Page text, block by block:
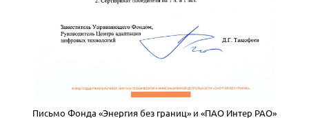
Письмо Фонда «Энергия без границ» и «ПАО Интер РАО»